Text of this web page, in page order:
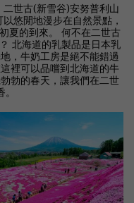
世古(新雪谷)安努普利山
悠閒地漫步在自然景點，
夏的到來。 何不在二世古
北海道的乳製品是日本乳
，牛奶工房是絕不能錯過
裡可以品嚐到北海道的牛
勃的春天，讓我們在二世